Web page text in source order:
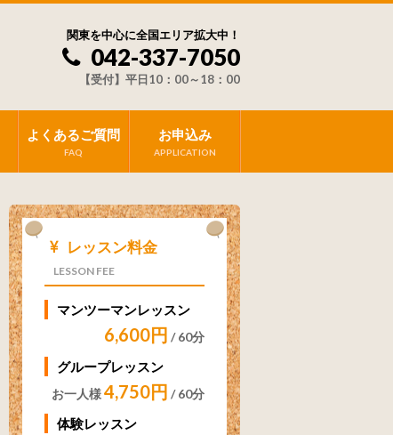
関東を中心に全国エリア拡大中！
042-337-7050
【受付】平日10：00～18：00
よくあるご質問
FAQ
お申込み
APPLICATION
レッスン料金
LESSON FEE
マンツーマンレッスン
6,600円 / 60分
グループレッスン
お一人様4,750円 / 60分
体験レッスン